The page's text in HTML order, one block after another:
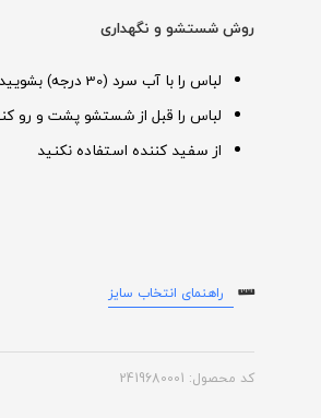
روش شستشو و نگهداری
لباس را با آب سرد (30 درجه) بشویید
لباس را قبل از شستشو پشت و رو
از سفید کننده استفاده نکنید
راهنمای انتخاب سایز
کد محصول: 2419680001